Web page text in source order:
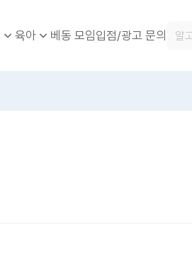
육아 베동 모임입점/광고 문의